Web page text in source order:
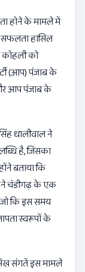
होने के मामले में
सफलता हासिल
कोहली को
(आप) पंजाब के
आप पंजाब के
धालीवाल ने
है, जिसका
बताया कि
ने चंडीगढ़ के एक
जो कि इस समय
स्वरूपों के
संगतें इस मामले